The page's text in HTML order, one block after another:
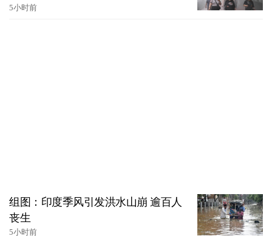
5小时前
组图：印度季风引发洪水山崩 逾百人
丧生
5小时前